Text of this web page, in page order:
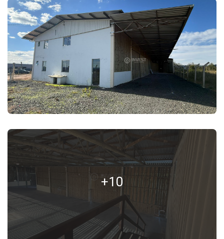
+10